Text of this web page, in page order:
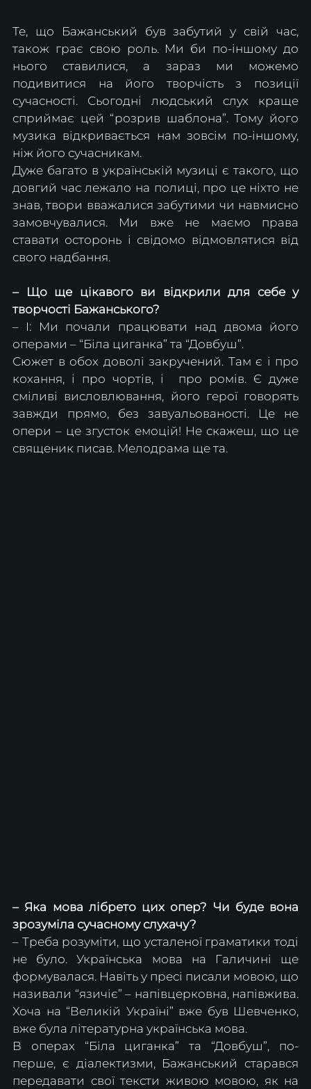
Те, що Бажанський був забутий у свій час,
також грає свою роль. Ми би по-іншому до
нього ставилися, а зараз ми можемо
подивитися на його творчість з позиції
сучасності. Сьогодні людський слух краще
сприймає цей “розрив шаблона”. Тому його
музика відкривається нам зовсім по-іншому,
ніж його сучасникам.
Дуже багато в українській музиці є такого, що
довгий час лежало на полиці, про це ніхто не
знав, твори вважалися забутими чи навмисно
замовчувалися. Ми вже не маємо права
ставати осторонь і свідомо відмовлятися від
свого надбання.
– Що ще цікавого ви відкрили для себе у
творчості Бажанського?
– І: Ми почали працювати над двома його
операми – “Біла циганка” та “Довбуш”.
Сюжет в обох доволі закручений. Там є і про
кохання, і про чортів, і  про ромів. Є дуже
сміливі висловлювання, його герої говорять
завжди прямо, без завуальованості. Це не
опери – це згусток емоцій! Не скажеш, що це
священик писав. Мелодрама ще та.
– Яка мова лібрето цих опер? Чи буде вона
зрозуміла сучасному слухачу?
– Треба розуміти, що усталеної граматики тоді
не було. Українська мова на Галичині ще
формувалася. Навіть у пресі писали мовою, що
називали “язичіє” – напівцерковна, напівжива.
Хоча на “Великій Україні” вже був Шевченко,
вже була літературна українська мова.
В операх “Біла циганка” та “Довбуш”, по-
перше, є діалектизми, Бажанський старався
передавати свої тексти живою мовою, як на